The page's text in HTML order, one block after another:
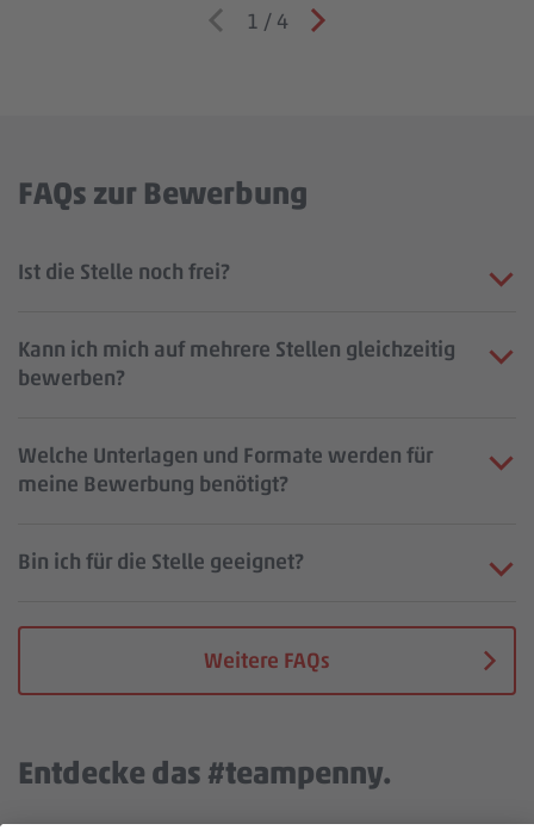
1 / 4
FAQs zur Bewerbung
Ist die Stelle noch frei?
Kann ich mich auf mehrere Stellen gleichzeitig
bewerben?
Welche Unterlagen und Formate werden für
meine Bewerbung benötigt?
Bin ich für die Stelle geeignet?
Weitere FAQs
Entdecke das #teampenny.